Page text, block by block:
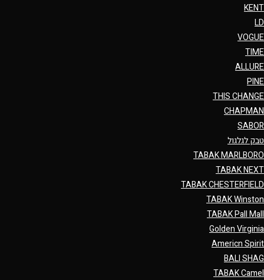
KENT
LD
VOGUE
TIME
ALLURE
PINE
THIS CHANGE
CHAPMAN
SABOR
טבק לגלגול
TABAK MARLBORO
TABAK NEXT
TABAK CHESTERFIELD
TABAK Winston
TABAK Pall Mall
Golden Virginia
Americn Spirit
BALI SHAG
TABAK Camel